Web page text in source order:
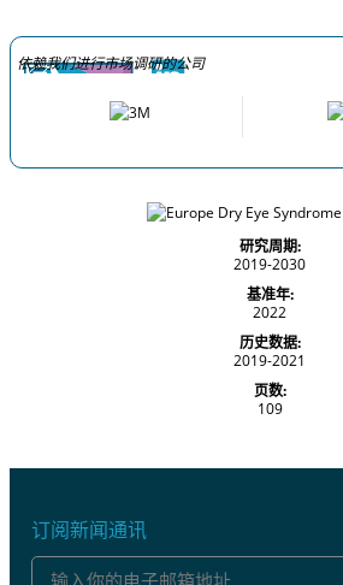
依赖我们进行市场调研的公司
研究周期:
2019-2030
基准年:
2022
历史数据:
2019-2021
页数:
109
订阅新闻通讯